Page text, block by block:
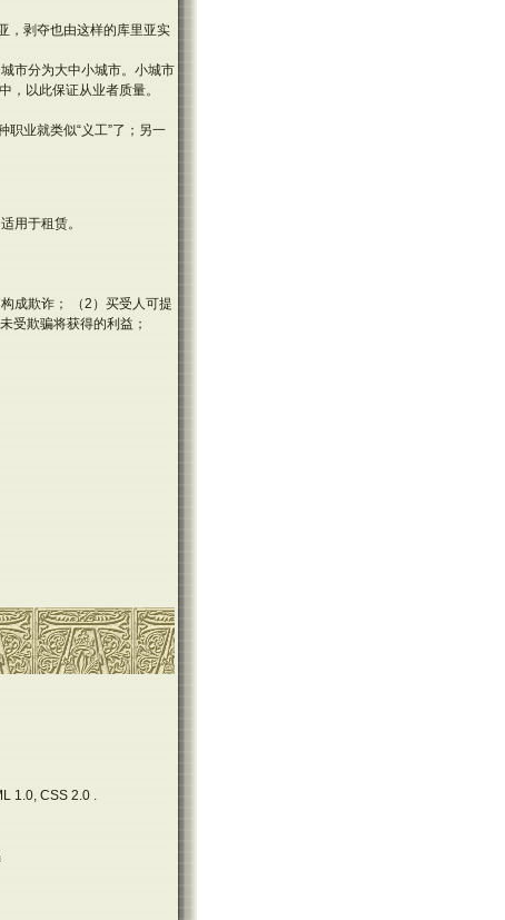
，剥夺也由这样的库里亚实
市分为大中小城市。小城市
，以此保证从业者质量。
职业就类似“义工”了；另一
用于租赁。
成欺诈； （2）买受人可提
受欺骗将获得的利益；
1.0, CSS 2.0 .